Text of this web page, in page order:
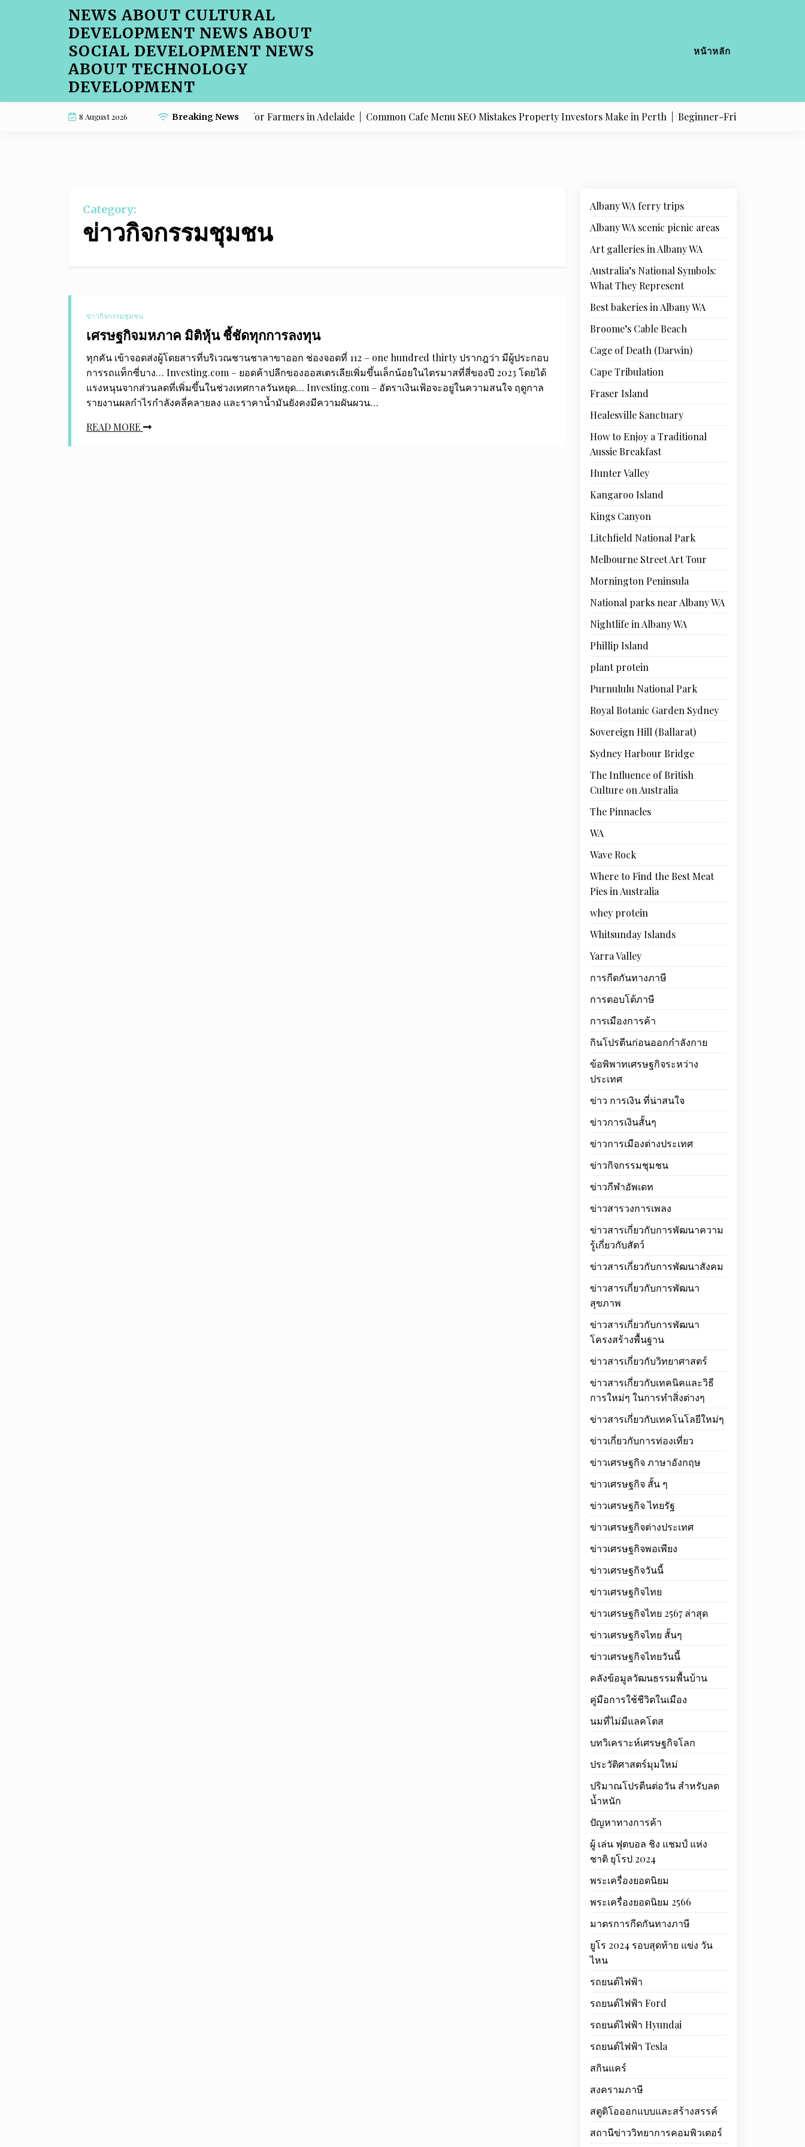
NEWS ABOUT CULTURAL
DEVELOPMENT NEWS ABOUT
SOCIAL DEVELOPMENT NEWS
ABOUT TECHNOLOGY
DEVELOPMENT
หน้าหลัก
8 August 2026 Breaking News
A Local Approach to Cafe Menu SEO for Farmers in Adelaide |Common Cafe Menu SEO Mistakes Property Investors Make in Perth |Beginner-Friendly Cafe Menu
Category:
ข่าวกิจกรรมชุมชน
ข่าวกิจกรรมชุมชน
เศรษฐกิจมหภาค มิติหุ้น ชี้ชัดทุกการลงทุน
ทุกคัน เข้าจอดส่งผู้โดยสารที่บริเวณชานชาลาขาออก ช่องจอดที่ 112 – one hundred thirty ปรากฎว่า มีผู้ประกอบ
การรถแท็กซี่บาง… Investing.com – ยอดค้าปลีกของออสเตรเลียเพิ่มขึ้นเล็กน้อยในไตรมาสที่สี่ของปี 2023 โดยได้
แรงหนุนจากส่วนลดที่เพิ่มขึ้นในช่วงเทศกาลวันหยุด… Investing.com – อัตราเงินเฟ้อจะอยู่ในความสนใจ ฤดูกาล
รายงานผลกำไรกำลังคลี่คลายลง และราคาน้ำมันยังคงมีความผันผวน…
READ MORE
Albany WA ferry trips
Albany WA scenic picnic areas
Art galleries in Albany WA
Australia’s National Symbols:
What They Represent
Best bakeries in Albany WA
Broome’s Cable Beach
Cage of Death (Darwin)
Cape Tribulation
Fraser Island
Healesville Sanctuary
How to Enjoy a Traditional
Aussie Breakfast
Hunter Valley
Kangaroo Island
Kings Canyon
Litchfield National Park
Melbourne Street Art Tour
Mornington Peninsula
National parks near Albany WA
Nightlife in Albany WA
Phillip Island
plant protein
Purnululu National Park
Royal Botanic Garden Sydney
Sovereign Hill (Ballarat)
Sydney Harbour Bridge
The Influence of British
Culture on Australia
The Pinnacles
WA
Wave Rock
Where to Find the Best Meat
Pies in Australia
whey protein
Whitsunday Islands
Yarra Valley
การกีดกันทางภาษี
การตอบโต้ภาษี
การเมืองการค้า
กินโปรตีนก่อนออกกำลังกาย
ข้อพิพาทเศรษฐกิจระหว่าง
ประเทศ
ข่าว การเงิน ที่น่าสนใจ
ข่าวการเงินสั้นๆ
ข่าวการเมืองต่างประเทศ
ข่าวกิจกรรมชุมชน
ข่าวกีฬาอัพเดท
ข่าวสารวงการเพลง
ข่าวสารเกี่ยวกับการพัฒนาความ
รู้เกี่ยวกับสัตว์
ข่าวสารเกี่ยวกับการพัฒนาสังคม
ข่าวสารเกี่ยวกับการพัฒนา
สุขภาพ
ข่าวสารเกี่ยวกับการพัฒนา
โครงสร้างพื้นฐาน
ข่าวสารเกี่ยวกับวิทยาศาสตร์
ข่าวสารเกี่ยวกับเทคนิคและวิธี
การใหม่ๆ ในการทำสิ่งต่างๆ
ข่าวสารเกี่ยวกับเทคโนโลยีใหม่ๆ
ข่าวเกี่ยวกับการท่องเที่ยว
ข่าวเศรษฐกิจ ภาษาอังกฤษ
ข่าวเศรษฐกิจ สั้น ๆ
ข่าวเศรษฐกิจ ไทยรัฐ
ข่าวเศรษฐกิจต่างประเทศ
ข่าวเศรษฐกิจพอเพียง
ข่าวเศรษฐกิจวันนี้
ข่าวเศรษฐกิจไทย
ข่าวเศรษฐกิจไทย 2567 ล่าสุด
ข่าวเศรษฐกิจไทย สั้นๆ
ข่าวเศรษฐกิจไทยวันนี้
คลังข้อมูลวัฒนธรรมพื้นบ้าน
คู่มือการใช้ชีวิตในเมือง
นมที่ไม่มีแลคโตส
บทวิเคราะห์เศรษฐกิจโลก
ประวัติศาสตร์มุมใหม่
ปริมาณโปรตีนต่อวัน สำหรับลด
น้ำหนัก
ปัญหาทางการค้า
ผู้ เล่น ฟุตบอล ชิง แชมป์ แห่ง
ชาติ ยุโรป 2024
พระเครื่องยอดนิยม
พระเครื่องยอดนิยม 2566
มาตรการกีดกันทางภาษี
ยูโร 2024 รอบสุดท้าย แข่ง วัน
ไหน
รถยนต์ไฟฟ้า
รถยนต์ไฟฟ้า Ford
รถยนต์ไฟฟ้า Hyundai
รถยนต์ไฟฟ้า Tesla
สกินแคร์
สงครามภาษี
สตูดิโอออกแบบและสร้างสรรค์
สถานีข่าววิทยาการคอมพิวเตอร์